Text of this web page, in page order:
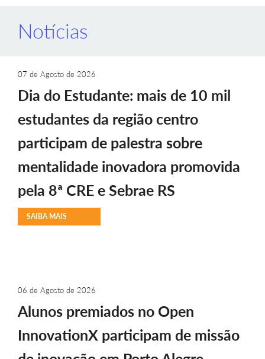
Notícias
07 de Agosto de 2026
Dia do Estudante: mais de 10 mil
estudantes da região centro
participam de palestra sobre
mentalidade inovadora promovida
pela 8ª CRE e Sebrae RS
SAIBA MAIS
06 de Agosto de 2026
Alunos premiados no Open
InnovationX participam de missão